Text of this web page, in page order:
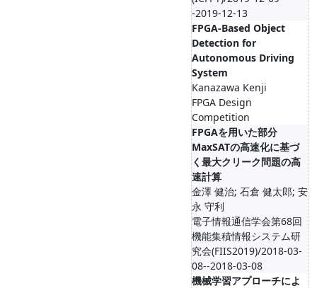
-2019-12-13
FPGA-Based Object
Detection for
Autonomous Driving
System
Kanazawa Kenji
FPGA Design
Competition
FPGAを用いた部分
MaxSATの高速化に基づ
く最大クリーク問題の高
速計算
金澤 健治; 石倉 健太郎; 安
永 守利
電子情報通信学会第68回
機能集積情報システム研
究会(FIIS2019)/2018-03-
08--2018-03-08
機械学習アプローチによ